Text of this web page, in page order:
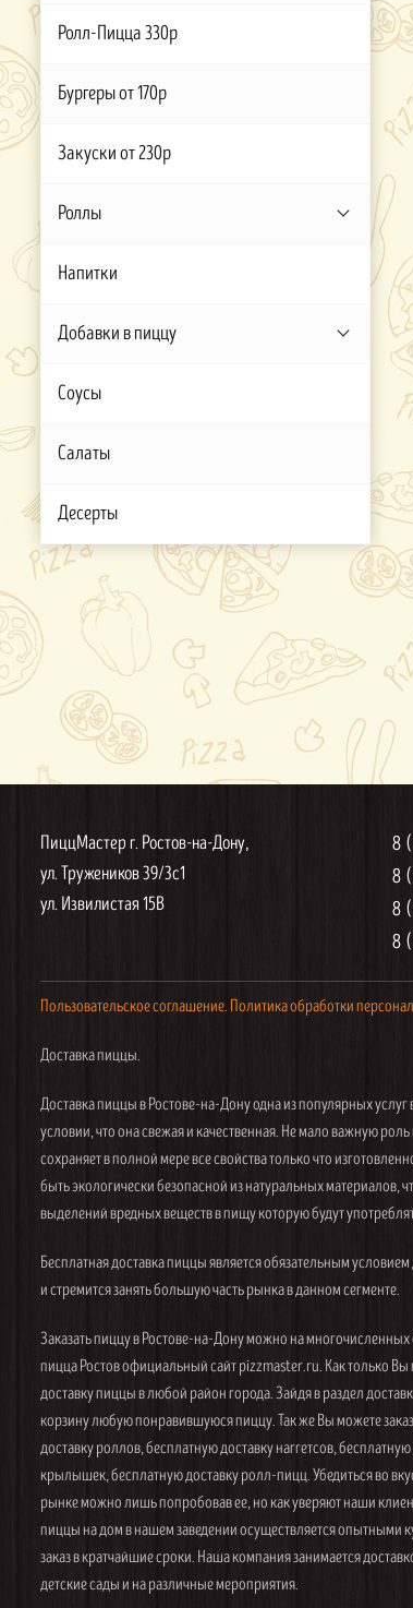
Ролл-Пицца 330р
Бургеры от 170р
Закуски от 230р
Роллы
Напитки
Добавки в пиццу
Соусы
Салаты
Десерты
ПиццМастер г. Ростов-на-Дону,
ул. Тружеников 39/3с1
ул. Извилистая 15В
8
8
8
8
Пользовательское соглашение. Политика обработки
Доставка пиццы.
Доставка пиццы в Ростове-на-Дону одна из популярных
условии, что она свежая и качественная. Не мало важную
сохраняет в полной мере все свойства только что
быть экологически безопасной из натуральных материалов,
выделений вредных веществ в пищу которую будут
Бесплатная доставка пиццы является обязательным
и стремится занять большую часть рынка в данном сегменте.
Заказать пиццу в Ростове-на-Дону можно на
пицца Ростов официальный сайт pizzmaster.ru. Как только
доставку пиццы в любой район города. Зайдя в раздел
корзину любую понравившуюся пиццу. Так же Вы можете
доставку роллов, бесплатную доставку наггетсов,
крылышек, бесплатную доставку ролл-пицц. Убедиться во
рынке можно лишь попробовав ее, но как уверяют наши
пиццы на дом в нашем заведении осуществляется опытными
заказ в кратчайшие сроки. Наша компания занимается
детские сады и на различные мероприятия.